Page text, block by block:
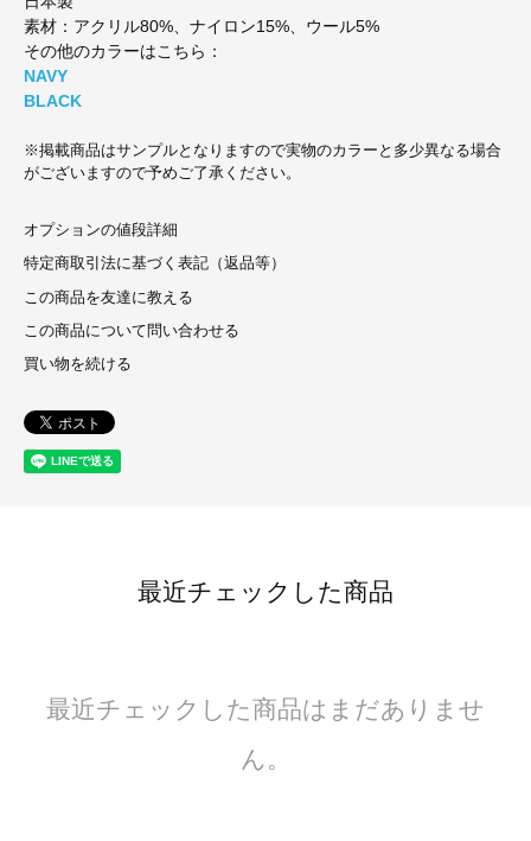
素材：アクリル80%、ナイロン15%、ウール5%
その他のカラーはこちら：
NAVY
BLACK
※掲載商品はサンプルとなりますので実物のカラーと多少異なる場合
がございますので予めご了承ください。
オプションの値段詳細
特定商取引法に基づく表記（返品等）
この商品を友達に教える
この商品について問い合わせる
買い物を続ける
最近チェックした商品
最近チェックした商品はまだありませ
ん。